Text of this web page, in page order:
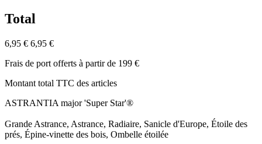
Total
6,95 € 6,95 €
Frais de port offerts à partir de 199 €
Montant total TTC des articles
ASTRANTIA major 'Super Star'®
Grande Astrance, Astrance, Radiaire, Sanicle d'Europe, Étoile des
prés, Épine-vinette des bois, Ombelle étoilée